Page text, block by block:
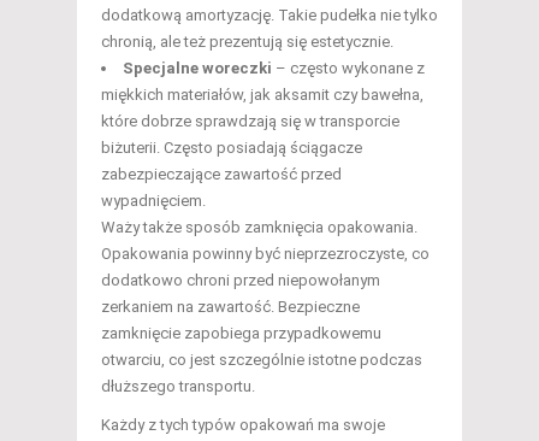
dodatkową amortyzację. Takie pudełka nie tylko
chronią, ale też prezentują się estetycznie.
Specjalne woreczki – często wykonane z
miękkich materiałów, jak aksamit czy bawełna,
które dobrze sprawdzają się w transporcie
biżuterii. Często posiadają ściągacze
zabezpieczające zawartość przed
wypadnięciem.
Waży także sposób zamknięcia opakowania.
Opakowania powinny być nieprzezroczyste, co
dodatkowo chroni przed niepowołanym
zerkaniem na zawartość. Bezpieczne
zamknięcie zapobiega przypadkowemu
otwarciu, co jest szczególnie istotne podczas
dłuższego transportu.
Każdy z tych typów opakowań ma swoje